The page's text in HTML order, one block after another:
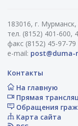
183016, г.
тел. (8152) 401-600,
факс (8152) 45-97-79
e-mail:
Контакты
На главную
Прямая
Обращения
Карта сайта